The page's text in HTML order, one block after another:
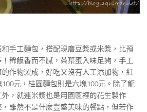
手工麵包，搭配現磨豆漿或米漿，比預
稀飯香而不膩，茶葉蛋入味足夠，手工
作物製成，好吃又沒有人工添加物，紅
元，桂圓麵包則是六塊100元。除了龍
，就連米漿也是用園區裡的花生製作
雖然不是什麼豐盛美味的餐點，但若作